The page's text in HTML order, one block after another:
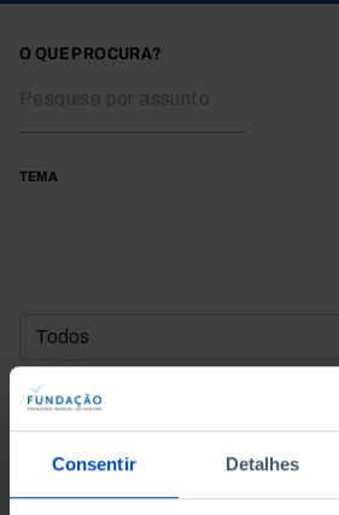
Consentir Detalhes
O QUE PROCURA?
TEMA
DATA DE INÍCIO
DATA DE FIM